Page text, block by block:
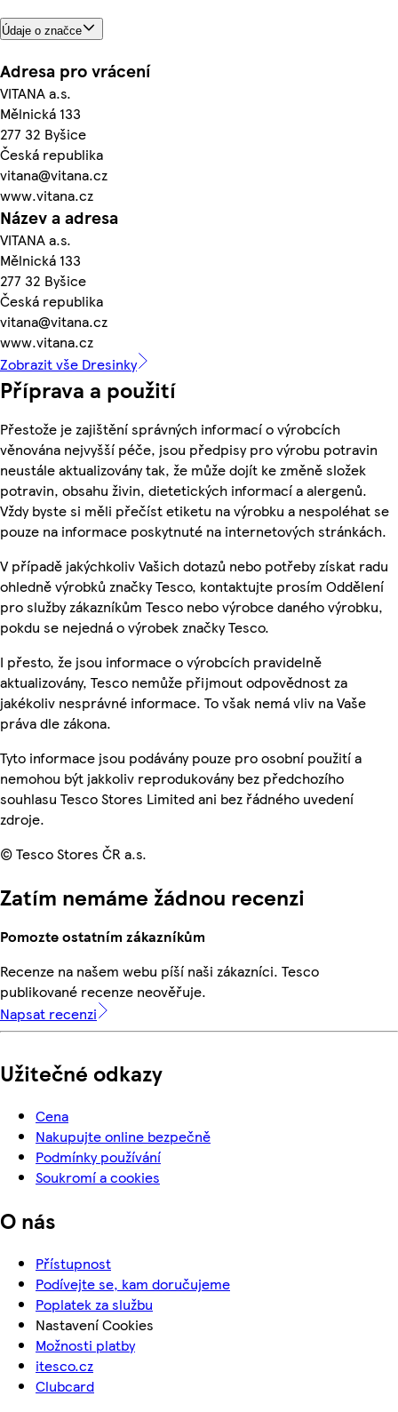
Údaje o značce
Adresa pro vrácení
VITANA a.s.
Mělnická 133
277 32 Byšice
Česká republika
vitana@vitana.cz
www.vitana.cz
Název a adresa
VITANA a.s.
Mělnická 133
277 32 Byšice
Česká republika
vitana@vitana.cz
www.vitana.cz
Zobrazit vše Dresinky
Příprava a použití
Přestože je zajištění správných informací o výrobcích
věnována nejvyšší péče, jsou předpisy pro výrobu potravin
neustále aktualizovány tak, že může dojít ke změně složek
potravin, obsahu živin, dietetických informací a alergenů.
Vždy byste si měli přečíst etiketu na výrobku a nespoléhat se
pouze na informace poskytnuté na internetových stránkách.
V případě jakýchkoliv Vašich dotazů nebo potřeby získat radu
ohledně výrobků značky Tesco, kontaktujte prosím Oddělení
pro služby zákazníkům Tesco nebo výrobce daného výrobku,
pokdu se nejedná o výrobek značky Tesco.
I přesto, že jsou informace o výrobcích pravidelně
aktualizovány, Tesco nemůže přijmout odpovědnost za
jakékoliv nesprávné informace. To však nemá vliv na Vaše
práva dle zákona.
Tyto informace jsou podávány pouze pro osobní použití a
nemohou být jakkoliv reprodukovány bez předchozího
souhlasu Tesco Stores Limited ani bez řádného uvedení
zdroje.
© Tesco Stores ČR a.s.
Zatím nemáme žádnou recenzi
Pomozte ostatním zákazníkům
Recenze na našem webu píší naši zákazníci. Tesco
publikované recenze neověřuje.
Napsat recenzi
Užitečné odkazy
Cena
Nakupujte online bezpečně
Podmínky používání
Soukromí a cookies
O nás
Přístupnost
Podívejte se, kam doručujeme
Poplatek za službu
Nastavení Cookies
Možnosti platby
itesco.cz
Clubcard